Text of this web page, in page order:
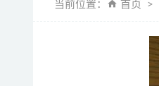
当前位置： 首页